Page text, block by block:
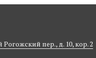
пер., д. 10, кор. 2